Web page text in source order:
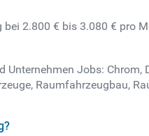
2.800 € bis 3.080 € pro
Jobs:
Raumfahrzeugbau,